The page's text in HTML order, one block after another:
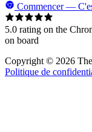
Commencer —
5.0 rating on the
on board
Copyright © 2026 The
Politique de